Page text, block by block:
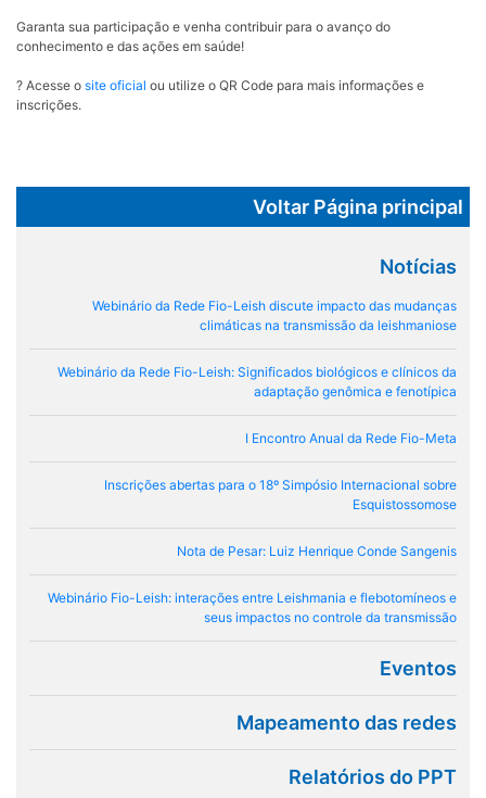
Garanta sua participação e venha contribuir para o avanço do
conhecimento e das ações em saúde!
? Acesse o site oficial ou utilize o QR Code para mais informações e
inscrições.
Voltar Página principal
Notícias
Webinário da Rede Fio-Leish discute impacto das mudanças
climáticas na transmissão da leishmaniose
Webinário da Rede Fio-Leish: Significados biológicos e clínicos da
adaptação genômica e fenotípica
I Encontro Anual da Rede Fio-Meta
Inscrições abertas para o 18º Simpósio Internacional sobre
Esquistossomose
Nota de Pesar: Luiz Henrique Conde Sangenis
Webinário Fio-Leish: interações entre Leishmania e flebotomíneos e
seus impactos no controle da transmissão
Eventos
Mapeamento das redes
Relatórios do PPT